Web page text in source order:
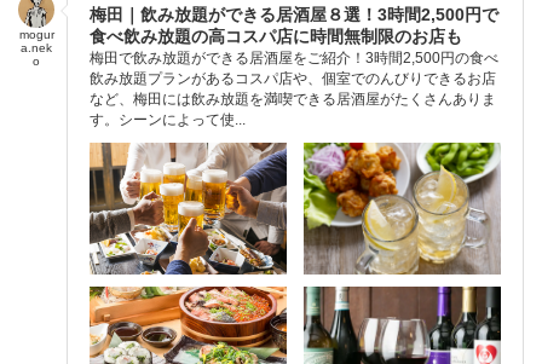
mogur
a.nek
o
梅田｜飲み放題ができる居酒屋８選！3時間2,500円で
食べ飲み放題の高コスパ店に時間無制限のお店も
梅田で飲み放題ができる居酒屋をご紹介！3時間2,500円の食べ
飲み放題プランがあるコスパ店や、個室でのんびりできるお店
など、梅田には飲み放題を満喫できる居酒屋がたくさんありま
す。シーンによって使...